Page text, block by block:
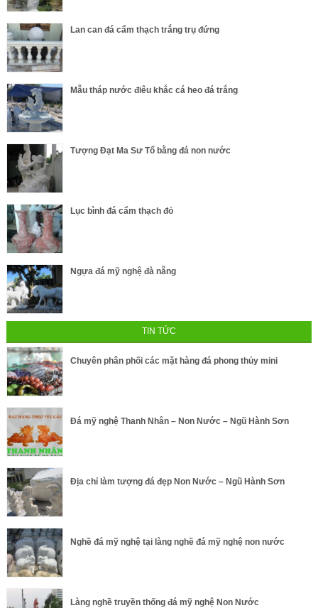
Lan can đá cẩm thạch trắng trụ đứng
Mẫu tháp nước điêu khắc cá heo đá trắng
Tượng Đạt Ma Sư Tổ bằng đá non nước
Lục bình đá cẩm thạch đỏ
Ngựa đá mỹ nghệ đà nẵng
TIN TỨC
Chuyên phân phối các mặt hàng đá phong thủy mini
Đá mỹ nghệ Thanh Nhân – Non Nước – Ngũ Hành Sơn
Địa chỉ làm tượng đá đẹp Non Nước – Ngũ Hành Sơn
Nghề đá mỹ nghệ tại làng nghề đá mỹ nghệ non nước
Làng nghề truyền thống đá mỹ nghệ Non Nước